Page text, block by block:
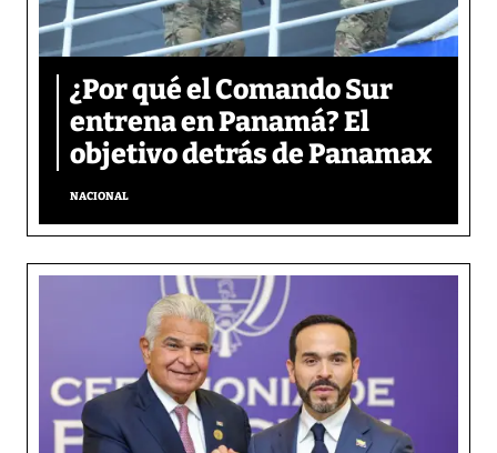
¿Por qué el Comando Sur
entrena en Panamá? El
objetivo detrás de Panamax
NACIONAL